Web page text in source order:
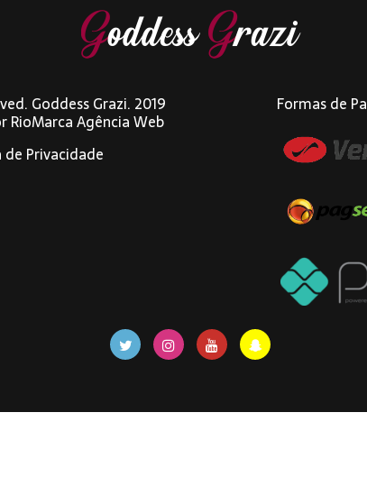
Goddess Grazi. 2019
RioMarca Agência Web
Privacidade
Formas de